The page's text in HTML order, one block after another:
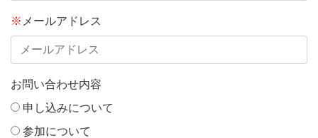
※ メールアドレス
お問い合わせ内容
申し込みについて
参加について